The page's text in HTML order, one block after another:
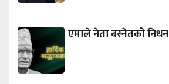
एमाले नेता बस्नेतको निधन